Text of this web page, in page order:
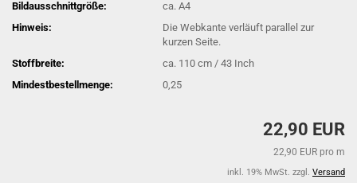
Bildausschnittgröße:
ca. A4
Hinweis:
Die Webkante verläuft parallel zur
kurzen Seite.
Stoffbreite:
ca. 110 cm / 43 Inch
Mindestbestellmenge:
0,25
22,90 EUR
22,90 EUR pro m
inkl. 19% MwSt. zzgl. Versand